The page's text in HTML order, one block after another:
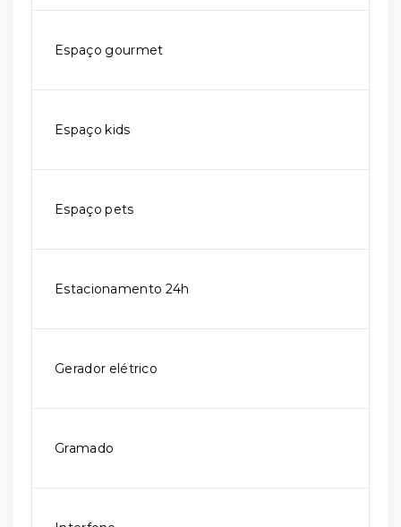
Espaço gourmet
Espaço kids
Espaço pets
Estacionamento 24h
Gerador elétrico
Gramado